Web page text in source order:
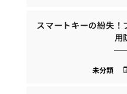
スマートキーの紛失
用
未分類